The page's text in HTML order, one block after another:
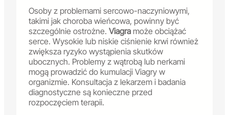
Osoby z problemami sercowo-naczyniowymi,
takimi jak choroba wieńcowa, powinny być
szczególnie ostrożne. Viagra może obciążać
serce. Wysokie lub niskie ciśnienie krwi również
zwiększa ryzyko wystąpienia skutków
ubocznych. Problemy z wątrobą lub nerkami
mogą prowadzić do kumulacji Viagry w
organizmie. Konsultacja z lekarzem i badania
diagnostyczne są konieczne przed
rozpoczęciem terapii.